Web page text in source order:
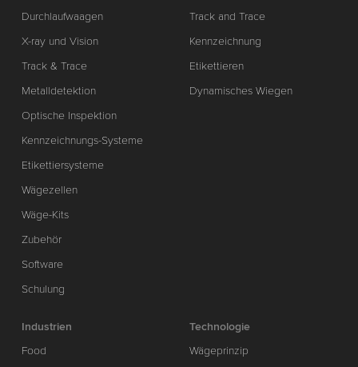
Durchlaufwaagen
X-ray und Vision
Track & Trace
Metalldetektion
Optische Inspektion
Kennzeichnungs-Systeme
Etikettiersysteme
Wägezellen
Wäge-Kits
Zubehör
Software
Schulung
Track and Trace
Kennzeichnung
Etikettieren
Dynamisches Wiegen
Industrien
Food
Technologie
Wägeprinzip